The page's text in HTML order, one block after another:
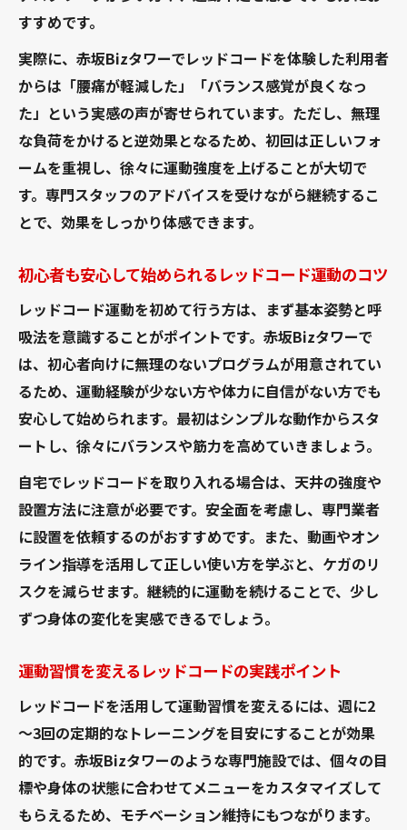
すすめです。
実際に、赤坂Bizタワーでレッドコードを体験した利用者
からは「腰痛が軽減した」「バランス感覚が良くなっ
た」という実感の声が寄せられています。ただし、無理
な負荷をかけると逆効果となるため、初回は正しいフォ
ームを重視し、徐々に運動強度を上げることが大切で
す。専門スタッフのアドバイスを受けながら継続するこ
とで、効果をしっかり体感できます。
初心者も安心して始められるレッドコード運動のコツ
レッドコード運動を初めて行う方は、まず基本姿勢と呼
吸法を意識することがポイントです。赤坂Bizタワーで
は、初心者向けに無理のないプログラムが用意されてい
るため、運動経験が少ない方や体力に自信がない方でも
安心して始められます。最初はシンプルな動作からスタ
ートし、徐々にバランスや筋力を高めていきましょう。
自宅でレッドコードを取り入れる場合は、天井の強度や
設置方法に注意が必要です。安全面を考慮し、専門業者
に設置を依頼するのがおすすめです。また、動画やオン
ライン指導を活用して正しい使い方を学ぶと、ケガのリ
スクを減らせます。継続的に運動を続けることで、少し
ずつ身体の変化を実感できるでしょう。
運動習慣を変えるレッドコードの実践ポイント
レッドコードを活用して運動習慣を変えるには、週に2
～3回の定期的なトレーニングを目安にすることが効果
的です。赤坂Bizタワーのような専門施設では、個々の目
標や身体の状態に合わせてメニューをカスタマイズして
もらえるため、モチベーション維持にもつながります。